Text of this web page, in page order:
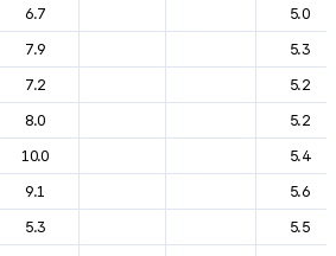
6.7
5.0
7.9
5.3
7.2
5.2
8.0
5.2
10.0
5.4
9.1
5.6
5.3
5.5